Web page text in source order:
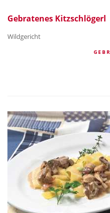
Gebratenes Kitzschlögerl
Wildgericht